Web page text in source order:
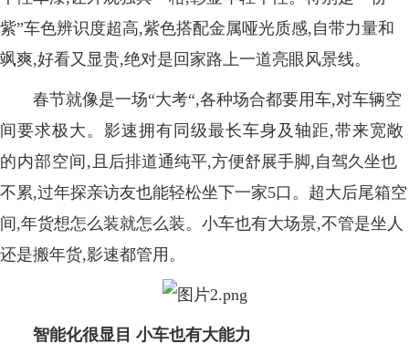
紫”车色辨识度超高,紫色搭配金属哑光质感,自带力量和
飒爽,好看又显贵,绝对是回家路上一道亮眼风景线。
春节就像是一场“大考“,各种场合都要用车,对车辆空
间要求极大。影速拥有同级最长车身及轴距,带来宽敞
的内部空间, 且后排道通纯平,方便舒展手脚,自驾久坐也
不累,过年探亲访友也能轻松坐下一家5口。超大后尾箱空
间,年货想怎么装就怎么装。小车也有大场景,不管是坐人
还是搬年货,影速都管用。
智能化很显目 小车也有大能力